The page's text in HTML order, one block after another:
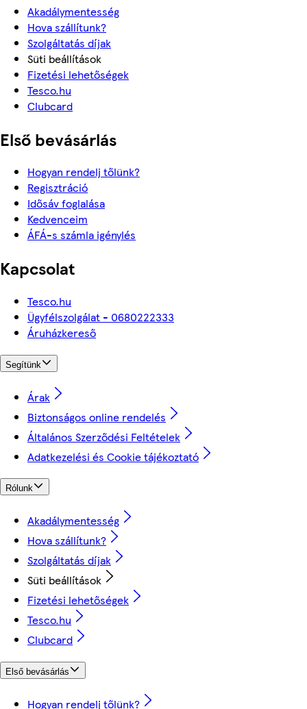
Akadálymentesség
Hova szállítunk?
Szolgáltatás díjak
Süti beállítások
Fizetési lehetőségek
Tesco.hu
Clubcard
Első bevásárlás
Hogyan rendelj tőlünk?
Regisztráció
Idősáv foglalása
Kedvenceim
ÁFÁ-s számla igénylés
Kapcsolat
Tesco.hu
Ügyfélszolgálat - 0680222333
Áruházkereső
Segítünk
Árak
Biztonságos online rendelés
Általános Szerződési Feltételek
Adatkezelési és Cookie tájékoztató
Rólunk
Akadálymentesség
Hova szállítunk?
Szolgáltatás díjak
Süti beállítások
Fizetési lehetőségek
Tesco.hu
Clubcard
Első bevásárlás
Hogyan rendelj tőlünk?